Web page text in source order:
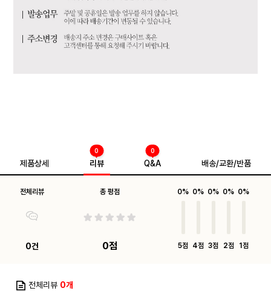
제품상세 리뷰
0
Q&A
0
배송/교환/반품
전체리뷰
0건
총 평점
0점
0%
5점
0%
4점
0%
3점
0%
2점
0%
1점
전체리뷰 0개